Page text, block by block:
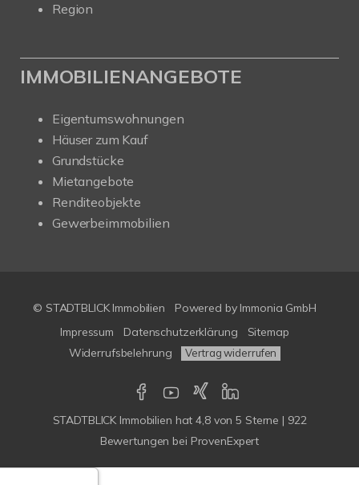
Region
IMMOBILIENANGEBOTE
Eigentumswohnungen
Häuser zum Kauf
Grundstücke
Mietangebote
Renditeobjekte
Gewerbeimmobilien
© STADTBLICK Immobilien Powered by Immonia GmbH
Impressum
Datenschutzerklärung
Sitemap
Widerrufsbelehrung
Vertrag widerrufen
STADTBLICK Immobilien hat4,8von5 Sterne | 922
Bewertungen bei ProvenExpert